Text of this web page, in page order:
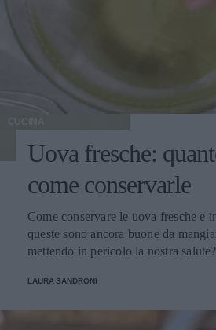
CUCINA
Uova fresche:
come conservarle
Come conservare le uova fresche e
queste sono ancora buone da
mettendo in pericolo la nostra
LAURA SANDRONI